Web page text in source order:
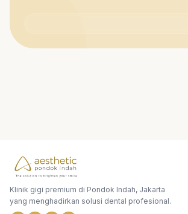
Klinik gigi premium di Pondok Indah, Jakarta
yang menghadirkan solusi dental profesional.